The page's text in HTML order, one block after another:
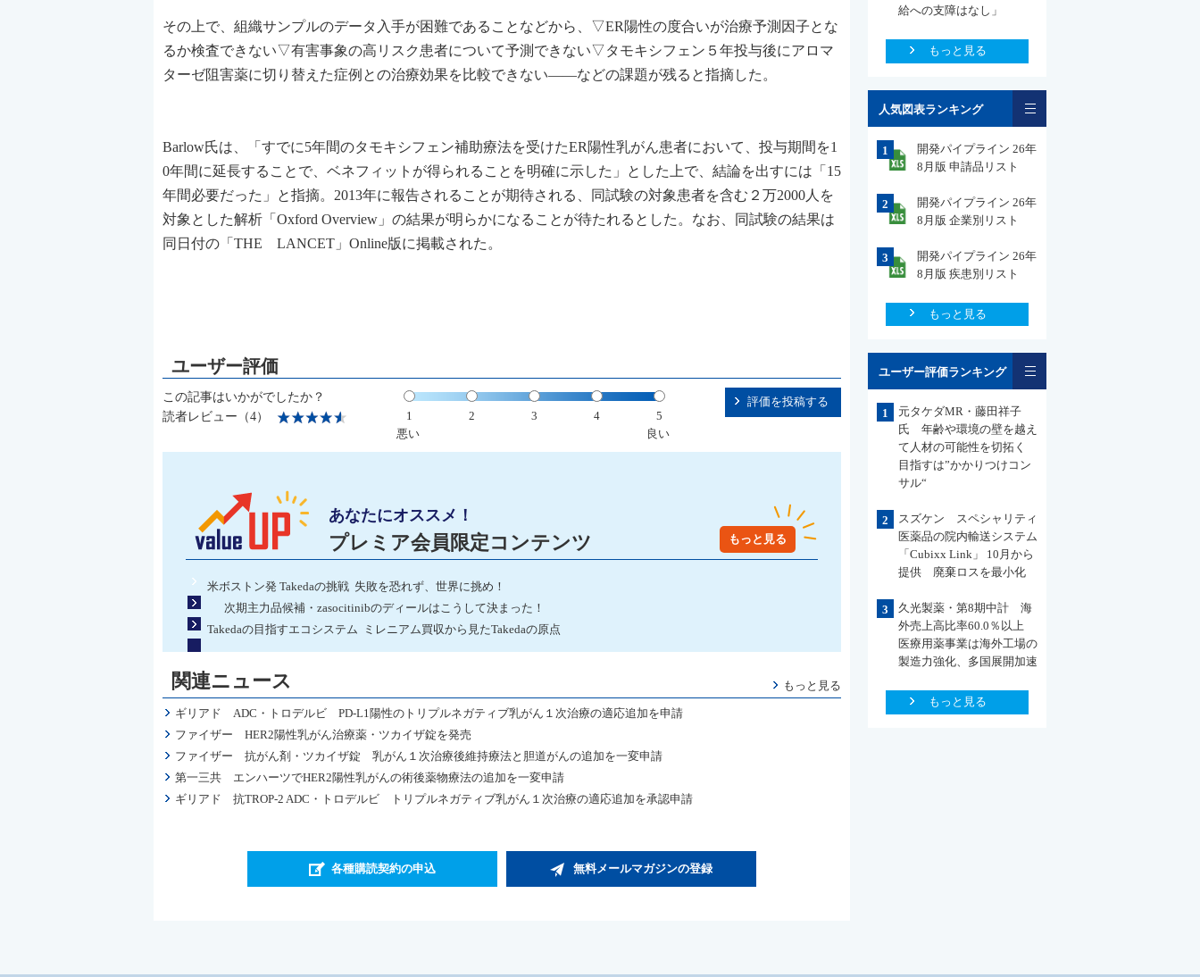
その上で、組織サンプルのデータ入手が困難であることなどから、▽ER陽性の度合いが治療予測因子とな
るか検査できない▽有害事象の高リスク患者について予測できない▽タモキシフェン５年投与後にアロマ
ターゼ阻害薬に切り替えた症例との治療効果を比較できない――などの課題が残ると指摘した。
Barlow氏は、「すでに5年間のタモキシフェン補助療法を受けたER陽性乳がん患者において、投与期間を1
0年間に延長することで、ベネフィットが得られることを明確に示した」とした上で、結論を出すには「15
年間必要だった」と指摘。2013年に報告されることが期待される、同試験の対象患者を含む２万2000人を
対象とした解析「Oxford Overview」の結果が明らかになることが待たれるとした。なお、同試験の結果は
同日付の「THE LANCET」Online版に掲載された。
この記事はいかがでしたか？
読者レビュー（4）
1 2 3 4
5
悪い
良い
評価を投稿する
あなたにオススメ！
プレミア会員限定コンテンツ もっと見る
米ボストン発 Takedaの挑戦 失敗を恐れず、世界に挑め！
次期主力品候補・zasocitinibのディールはこうして決まった！
Takedaの目指すエコシステム ミレニアム買収から見たTakedaの原点
関連ニュース もっと見る
ギリアド ADC・トロデルビ PD-L1陽性のトリプルネガティブ乳がん１次治療の適応追加を申請
ファイザー HER2陽性乳がん治療薬・ツカイザ錠を発売
ファイザー 抗がん剤・ツカイザ錠 乳がん１次治療後維持療法と胆道がんの追加を一変申請
第一三共 エンハーツでHER2陽性乳がんの術後薬物療法の追加を一変申請
ギリアド 抗TROP-2 ADC・トロデルビ トリプルネガティブ乳がん１次治療の適応追加を承認申請
各種購読契約の申込 無料メールマガジンの登録
給への支障はなし」
もっと見る
人気図表ランキング
1
開発パイプライン 26年
8月版 申請品リスト
2
開発パイプライン 26年
8月版 企業別リスト
3
開発パイプライン 26年
8月版 疾患別リスト
もっと見る
ユーザー評価ランキング
1
元タケダMR・藤田祥子
氏 年齢や環境の壁を越え
て人材の可能性を切拓く
目指すは”かかりつけコン
サル“
2
スズケン スペシャリティ
医薬品の院内輸送システム
「Cubixx Link」 10月から
提供 廃棄ロスを最小化
3
久光製薬・第8期中計 海
外売上高比率60.0％以上
医療用薬事業は海外工場の
製造力強化、多国展開加速
もっと見る